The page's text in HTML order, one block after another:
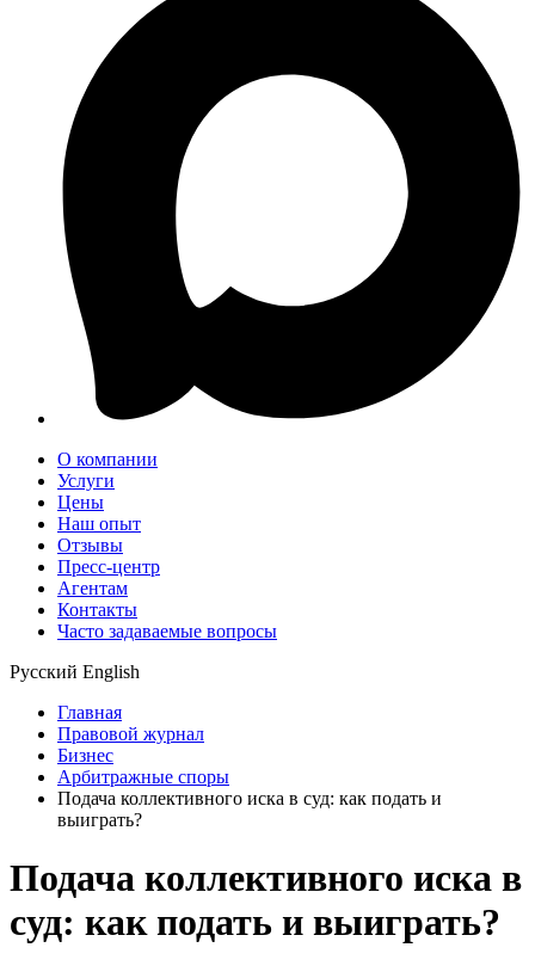
О компании
Услуги
Цены
Наш опыт
Отзывы
Пресс-центр
Агентам
Контакты
Часто задаваемые вопросы
Русский English
Главная
Правовой журнал
Бизнес
Арбитражные споры
Подача коллективного иска в суд: как подать и
выиграть?
Подача коллективного иска в
суд: как подать и выиграть?